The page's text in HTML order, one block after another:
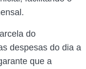
do
despesas do dia a
que a